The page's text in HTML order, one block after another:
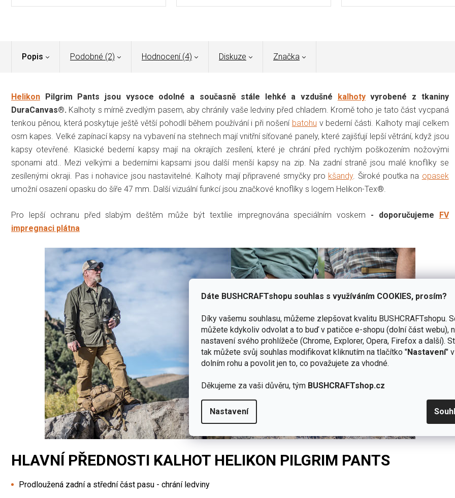
Dáte BUSHCRAFTshopu souhlas s využíváním COOKIES, prosím?
Díky vašemu souhlasu, můžeme zlepšovat kvalitu BUSHCRAFTshopu.
můžete kdykoliv odvolat a to buď v patičce e-shopu (dolní část webu),
nastavení svého prohlížeče (Chrome, Explorer, Opera, Firefox a další).
tak můžete svůj souhlas modifikovat kliknutím na tlačítko "Nastavení"
dolním rohu a povolit jen to, co považujete za vhodné.
Děkujeme za vaši důvěru, tým BUSHCRAFTshop.cz
Nastavení
Popis Podobné (2) Hodnocení (4) Diskuze Značka
Helikon Pilgrim Pants jsou vysoce odolné a současně stále lehké a vzdušné kalhotyvyrobené z tkaniny
DuraCanvas®. Kalhoty s mírně zvedlým pasem, aby chránily vaše ledviny před chladem. Kromě toho je tato část vycpaná
tenkou pěnou, která poskytuje ještě větší pohodlí během používání i při nošení batohu v bederní části. Kalhoty mají celkem
osm kapes. Velké zapínací kapsy na vybavení na stehnech mají vnitřní síťované panely, které zajišťují lepší větrání, když jsou
kapsy otevřené. Klasické bederní kapsy mají na okrajích zesílení, které je chrání před rychlým poškozením nožovými
sponami atd.. Mezi velkými a bederními kapsami jsou další menší kapsy na zip. Na zadní straně jsou malé knoflíky se
zesílenými okraji. Pas i nohavice jsou nastavitelné. Kalhoty mají připravené smyčky pro kšandy. Široké poutka na opasek
umožní osazení opasku do šíře 47 mm. Další vizuální funkcí jsou značkové knoflíky s logem Helikon-Tex®.
Pro lepší ochranu před slabým deštěm může být textilie impregnována speciálním voskem - doporučujeme
FV
impregnaci plátna
HLAVNÍ PŘEDNOSTI KALHOT HELIKON PILGRIM PANTS
Prodloužená zadní a střední část pasu - chrání ledviny